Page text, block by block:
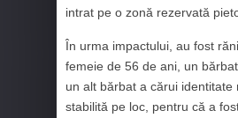
intrat pe o zonă rezervată
În urma impactului, au fost
femeie de 56 de ani, un
un alt bărbat a cărui identitate
stabilită pe loc, pentru că a